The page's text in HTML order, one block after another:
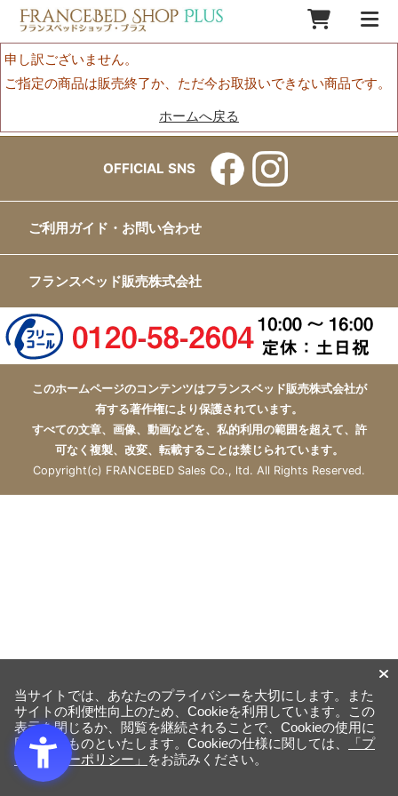
申し訳ございません。
ご指定の商品は販売終了か、ただ今お取扱いできない商品です。
ホームへ戻る
OFFICIAL SNS
ご利用ガイド・お問い合わせ
フランスベッド販売株式会社
このホームページのコンテンツはフランスベッド販売株式会社が
有する著作権により保護されています。
すべての文章、画像、動画などを、私的利用の範囲を超えて、許
可なく複製、改変、転載することは禁じられています。
Copyright(c) FRANCEBED Sales Co., ltd. All Rights Reserved.
当サイトでは、あなたのプライバシーを大切にします。また
サイトの利便性向上のため、Cookieを利用しています。この
表示を閉じるか、閲覧を継続されることで、Cookieの使用に
同意するものといたします。Cookieの仕様に関しては、
「プ
ライバシーポリシー」
をお読みください。